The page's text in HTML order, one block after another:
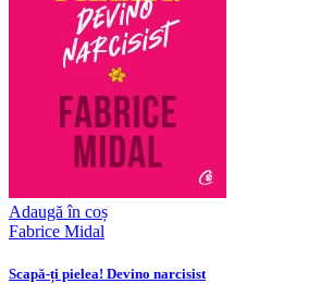
Adaugă în coș
Fabrice Midal
Scapă-ți pielea! Devino narcisist